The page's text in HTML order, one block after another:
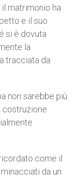
matrimonio ha
e il suo
si è dovuta
la
tracciata da
non sarebbe più
costruzione
come il
da un